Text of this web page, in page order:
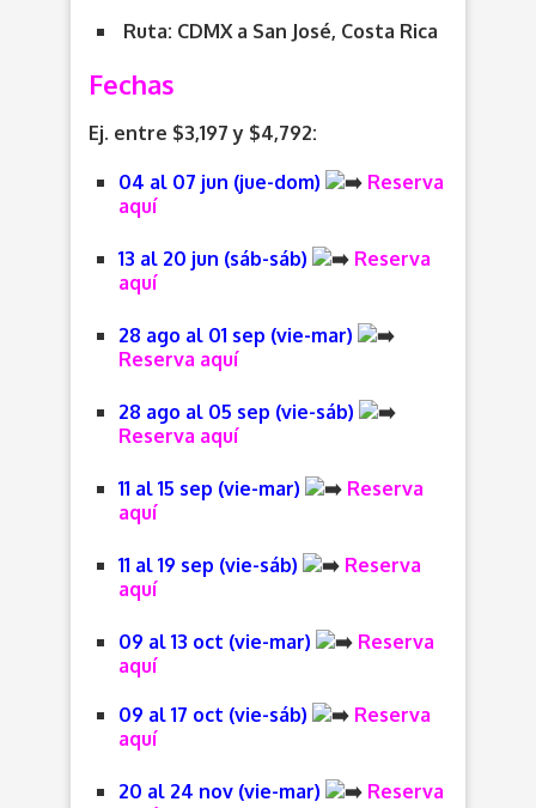
Ruta: CDMX a San José, Costa Rica
Fechas
Ej. entre $3,197 y $4,792:
04 al 07 jun (jue-dom)
Reserva
aquí
13 al 20 jun (sáb-sáb)
Reserva
aquí
28 ago al 01 sep (vie-mar)
Reserva aquí
28 ago al 05 sep (vie-sáb)
Reserva aquí
11 al 15 sep (vie-mar)
Reserva
aquí
11 al 19 sep (vie-sáb)
Reserva
aquí
09 al 13 oct (vie-mar)
Reserva
aquí
09 al 17 oct (vie-sáb)
Reserva
aquí
20 al 24 nov (vie-mar)
Reserva